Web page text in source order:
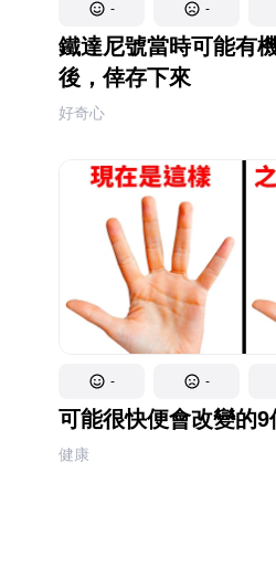
- -
鐵達尼號當時可能有
後，倖存下來
好奇心
- -
可能很快便會改變的9
健康